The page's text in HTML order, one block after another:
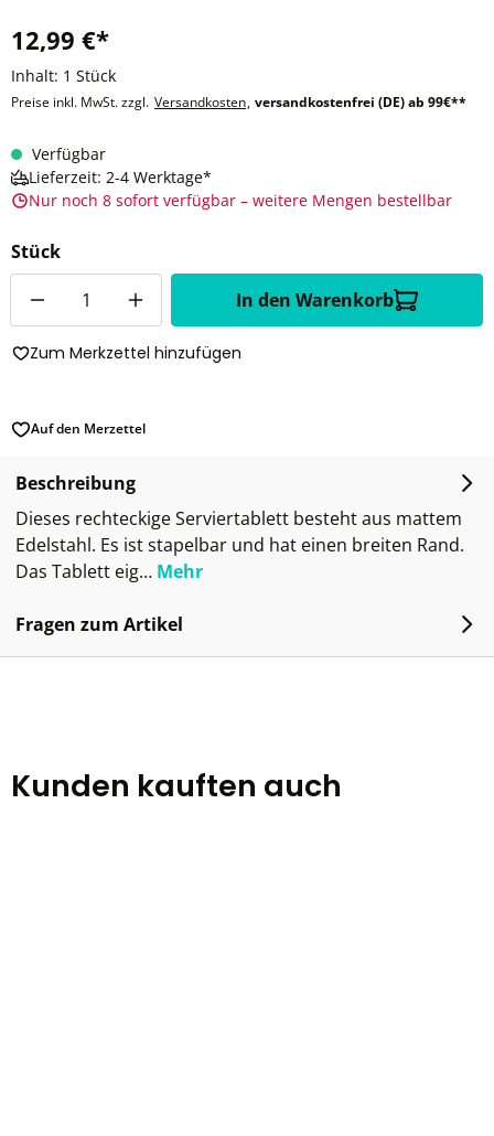
12,99 €*
Inhalt: 1 Stück
Preise inkl. MwSt. zzgl. Versandkosten, versandkostenfrei (DE) ab 99€**
Verfügbar
Lieferzeit: 2-4 Werktage*
Nur noch 8 sofort verfügbar – weitere Mengen bestellbar
Stück
In den Warenkorb
Zum Merkzettel hinzufügen
Auf den Merzettel
Beschreibung
Dieses rechteckige Serviertablett besteht aus mattem
Edelstahl. Es ist stapelbar und hat einen breiten Rand.
Das Tablett eig… Mehr
Fragen zum Artikel
Kunden kauften auch